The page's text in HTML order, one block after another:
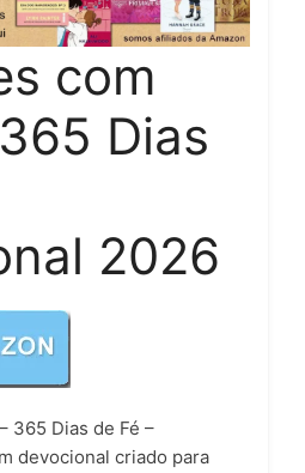
com
Dias
2026
365 Dias de Fé –
devocional criado para